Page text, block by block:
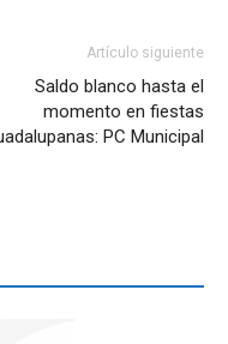
Artículo siguiente
Saldo blanco hasta el
momento en fiestas
PC Municipal